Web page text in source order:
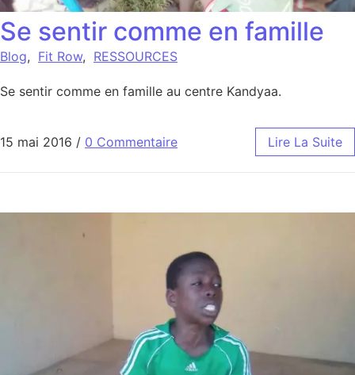
Se sentir comme en famille
Blog, Fit Row, RESSOURCES
Se sentir comme en famille au centre Kandyaa.
15 mai 2016 / 0 Commentaire Lire La Suite